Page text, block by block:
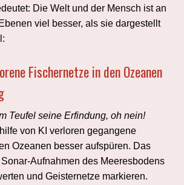
Die Welt und der Mensch ist an
viel besser, als sie dargestellt
Fischernetze in den Ozeanen
Teufel seine Erfindung, oh nein!
von KI verloren gegangene
Ozeanen besser aufspüren. Das
Aufnahmen des Meeresbodens
und Geisternetze markieren.